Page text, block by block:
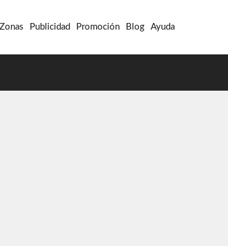
Publicidad Promoción Blog Ayuda